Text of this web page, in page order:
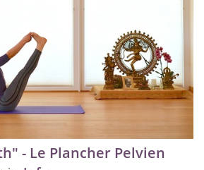
- Le Plancher Pelvien